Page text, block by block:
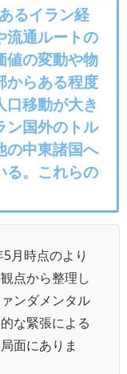
るイラン経
流通ルートの
値の変動や物
からある程度
移動が大き
ン国外のトル
の中東諸国へ
る。これらの
月時点のより
点から整理し
ンダメンタル
な緊張による
面にありま